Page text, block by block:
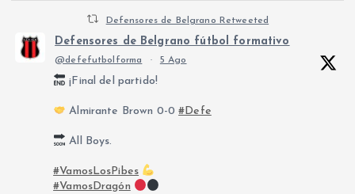
Defensores de Belgrano Retweeted
Defensores de Belgrano fútbol formativo
@defefutbolforma · 5 Ago
¡Final del partido!
Almirante Brown 0-0#Defe
All Boys.
#VamosLosPibes
#VamosDragón